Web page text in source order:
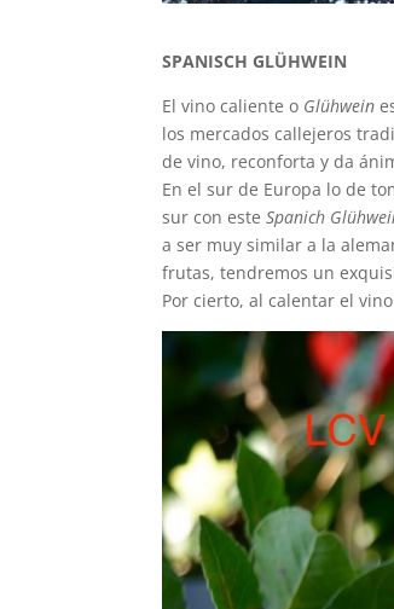
SPANISCH GLÜHWEIN
El vino caliente o Glühwein
los mercados callejeros
de vino, reconforta y da
En el sur de Europa lo de
sur con esteSpanich
a ser muy similar a la
frutas, tendremos un
Por cierto, al calentar el